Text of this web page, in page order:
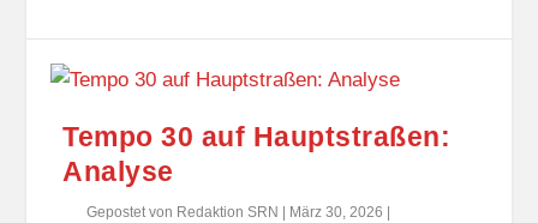
Tempo 30 auf Hauptstraßen:
Analyse
Gepostet von Redaktion SRN März 30, 2026